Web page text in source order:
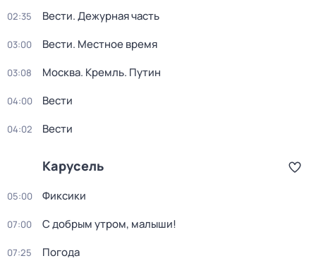
02:35 Вести. Дежурная часть
03:00 Вести. Местное время
03:08 Москва. Кремль. Путин
04:00 Вести
04:02 Вести
Карусель
05:00 Фиксики
07:00 С добрым утром, малыши!
07:25 Погода